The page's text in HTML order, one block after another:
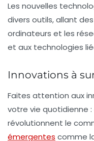
Les nouvelles
divers outils, allant
ordinateurs et les
et aux technologies
Innovations à
Faites attention aux
votre vie quotidienne :
révolutionnent le
émergentes comme